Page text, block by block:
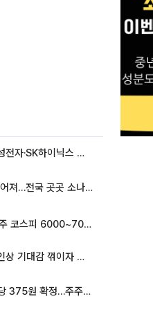
[베스트&워스트] 삼성전자·SK하이닉스 밀린 한 주…상상인증권은 85% 급등
35도 안팎 무더위 이어져…전국 곳곳 소나기 [오늘 날씨]
[주간증시전망] 다음주 코스피 6000~7000⋯“外人 수급은 정책이 변수”
뉴욕증시, 연준 금리인상 기대감 꺾이자 상승...S&P500 사상 최고치 [종합]
SK하이닉스, 분기배당 375원 확정…주주환원책 9월로 앞당겨 발표